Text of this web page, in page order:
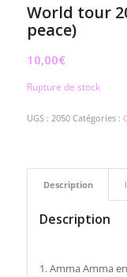
World tour
peace)
10,00€
Rupture de stock
UGS : 2050 Catégories :
Description
Description
1. Amma Amma